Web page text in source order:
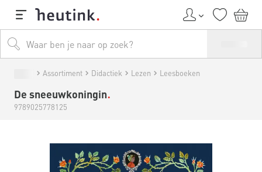
Assortiment Didactiek Lezen Leesboeken
De sneeuwkoningin
9789025778125